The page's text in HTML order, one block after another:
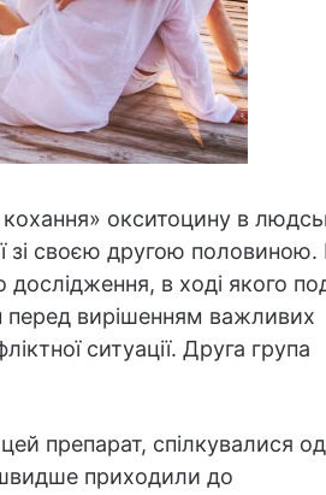
окситоцину в
зі своєю другою половиною.
дослідження, в ході якого
вирішенням важливих
ситуації. Друга група
препарат, спілкувалися
швидше приходили до